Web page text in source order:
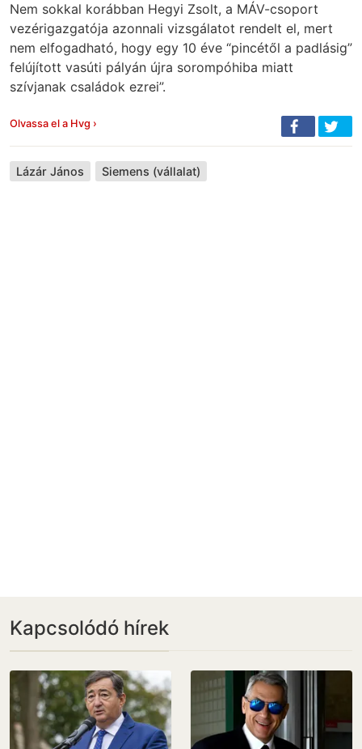
Nem sokkal korábban Hegyi Zsolt, a MÁV-csoport
vezérigazgatója azonnali vizsgálatot rendelt el, mert
nem elfogadható, hogy egy 10 éve “pincétől a padlásig”
felújított vasúti pályán újra sorompóhiba miatt
szívjanak családok ezrei”.
Olvassa el a Hvg ›
Lázár János Siemens (vállalat)
Kapcsolódó hírek